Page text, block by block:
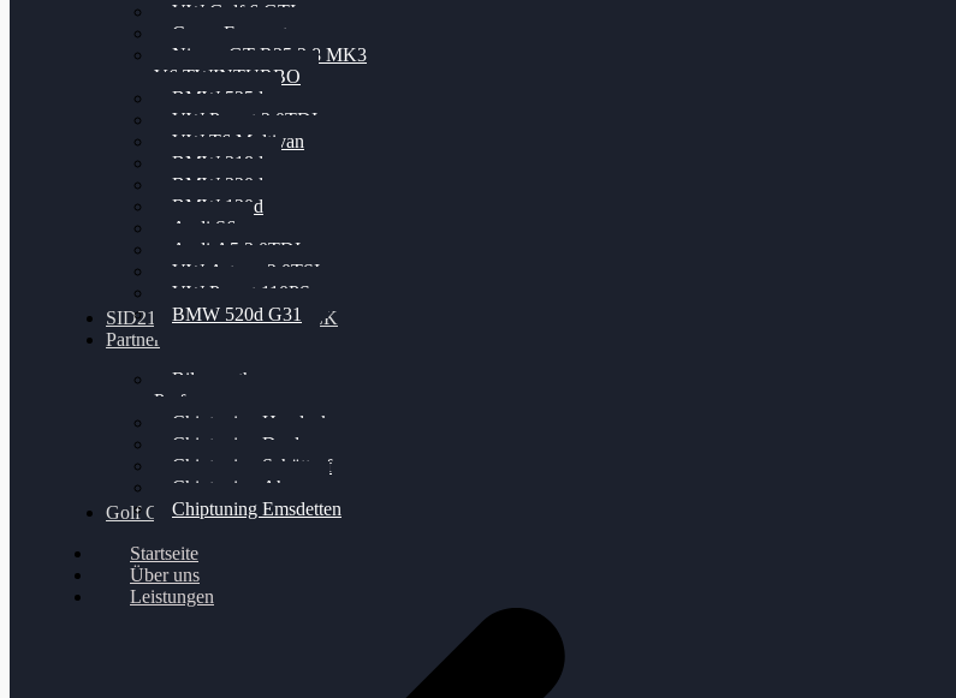
VW Golf 6 GTI
Cupra Formentor
Nissan GT-R35 3.8 MK3
V6 TWINTURBO
BMW 525d
VW Passat 2.0TDI
VW T6 Multivan
BMW 318d
BMW 320d
BMW 120d
Audi S6
Audi A5 3.0TDI
VW Arteon 2.0TSI
VW Passat 110PS
BMW 520d G31
SID212 / 212EVO UNLOCK
Partner
Bilgenroth
Performance
Chiptuning Herzlacke
Chiptuning Duelmen
Chiptuning Schüttorf
Chiptuning Ahaus
Chiptuning Emsdetten
Golf Gewinnspiel
Startseite
Über uns
Leistungen